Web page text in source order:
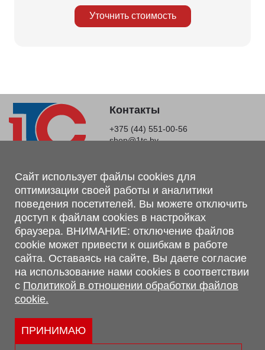
Уточнить стоимость
Контакты
+375 (44) 551-00-56
shop@1tc.by
Магазин, склад
г. Минск, Минский р-н, п. Привольный, ул. Мира, 20А,
223062
г. Брест, ул. Лейтенанта Рябцева, 108 В, 224701
Обращаем Ваше внимание, что вся предоставленная на сайте
информация, касающаяся комплектаций, технических
характеристик, цветовых сочетаний, а также стоимости и
сервисного обслуживания носит информационный характер и
не является публичной офертой, определяемой п.2 ст.407
Гражданского кодекса Республики Беларусь.
Политика обработки персональных данных
Политикой в отношении обработки файлов cookie.
Сайт использует файлы cookies для
оптимизации своей работы и аналитики
поведения посетителей. Вы можете отключить
доступ к файлам cookies в настройках
браузера. ВНИМАНИЕ: отключение файлов
cookie может привести к ошибкам в работе
сайта. Оставаясь на сайте, Вы даете согласие
на использование нами cookies в соответствии
с Политикой в отношении обработки файлов
cookie.
ПРИНИМАЮ